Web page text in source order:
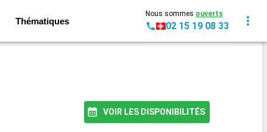
Thématiques
Nous sommes ouverts
02 15 19 08 33
VOIR LES DISPONIBILITÉS